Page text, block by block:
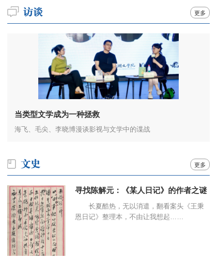
更多
当类型文学成为一种拯救
海飞、毛尖、李晓博漫谈影视与文学中的谍战
更多
寻找陈解元：《某人日记》的作者之谜
长夏酷热，无以消遣，翻看案头《王秉
恩日记》整理本，不由让我想起……